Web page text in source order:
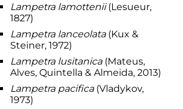
Lampetra lamottenii(Lesueur,
1827)
Lampetra lanceolata(Kux &
Steiner, 1972)
Lampetra lusitanica(Mateus,
Alves, Quintella & Almeida, 2013)
Lampetra pacifica(Vladykov,
1973)